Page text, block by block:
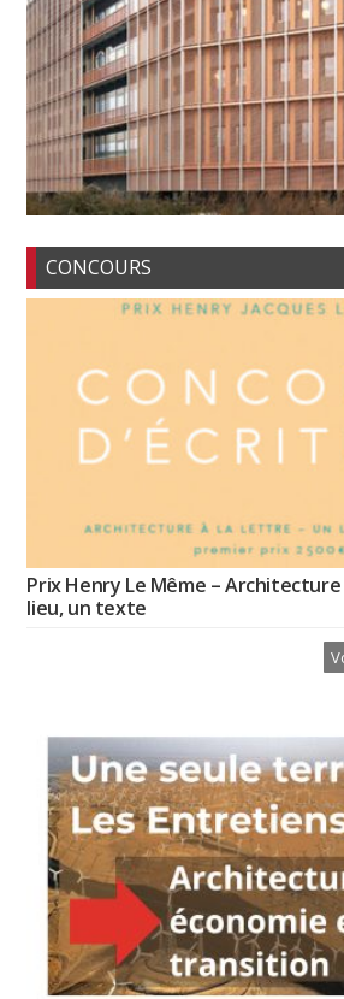
CONCOURS
Prix Henry Le Même –
lieu, un texte